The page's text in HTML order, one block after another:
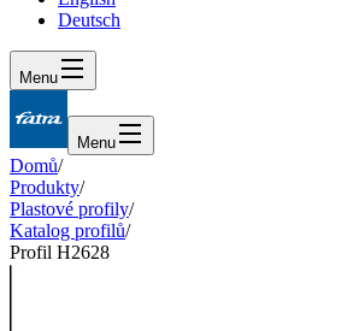
Deutsch
Menu
Menu
Domů/
Produkty/
Plastové profily/
Katalog profilů/
Profil H2628